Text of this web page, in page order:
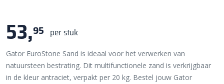
53,95 per stuk
Gator EuroStone Sand is ideaal voor het verwerken van
natuursteen bestrating. Dit multifunctionele zand is verkrijgbaar
in de kleur antraciet, verpakt per 20 kg. Bestel jouw Gator